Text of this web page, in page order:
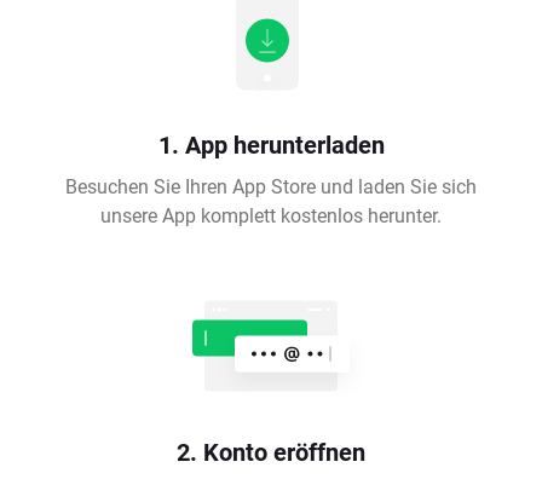
1. App herunterladen
Besuchen Sie Ihren App Store und laden Sie sich
unsere App komplett kostenlos herunter.
2. Konto eröffnen